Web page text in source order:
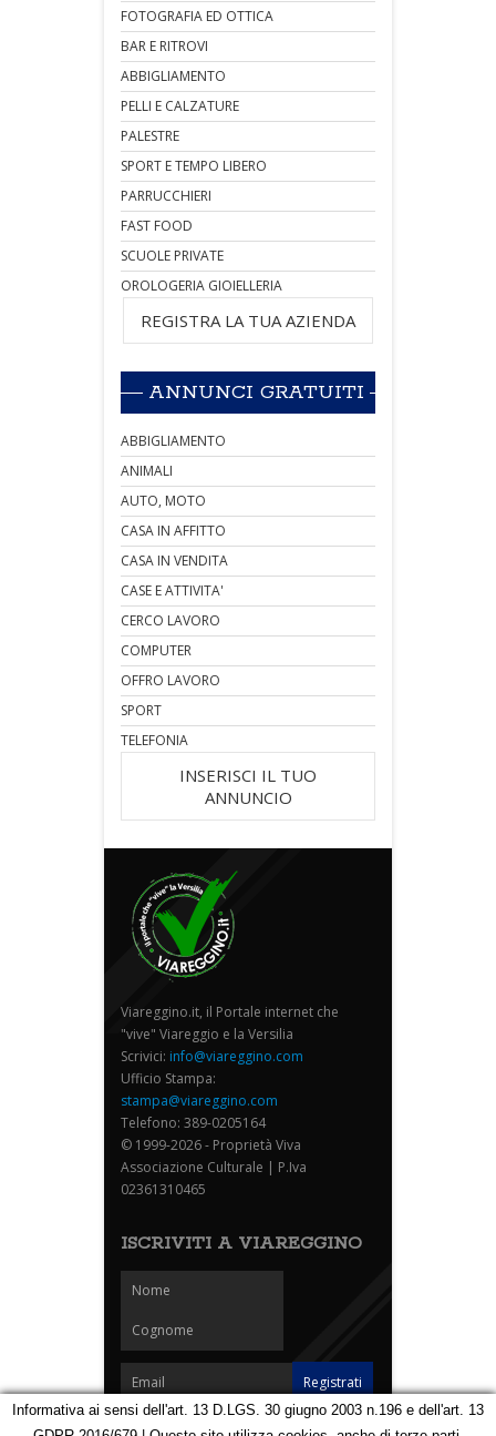
FOTOGRAFIA ED OTTICA
BAR E RITROVI
ABBIGLIAMENTO
PELLI E CALZATURE
PALESTRE
SPORT E TEMPO LIBERO
PARRUCCHIERI
FAST FOOD
SCUOLE PRIVATE
OROLOGERIA GIOIELLERIA
REGISTRA LA TUA AZIENDA
ANNUNCI GRATUITI
ABBIGLIAMENTO
ANIMALI
AUTO, MOTO
CASA IN AFFITTO
CASA IN VENDITA
CASE E ATTIVITA'
CERCO LAVORO
COMPUTER
OFFRO LAVORO
SPORT
TELEFONIA
INSERISCI IL TUO
ANNUNCIO
Viareggino.it, il Portale internet che
"vive" Viareggio e la Versilia
Scrivici: info@viareggino.com
Ufficio Stampa:
stampa@viareggino.com
Telefono: 389-0205164
© 1999-2026 - Proprietà Viva
Associazione Culturale | P.Iva
02361310465
ISCRIVITI A VIAREGGINO
Informativa ai sensi dell'art. 13 D.LGS. 30 giugno 2003 n.196 e dell'art. 13